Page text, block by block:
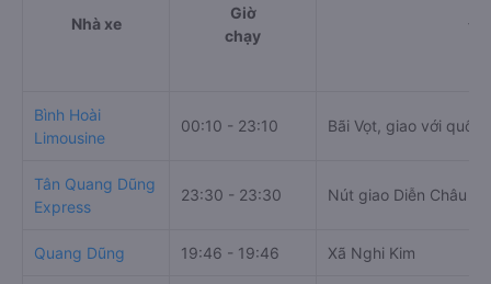
Nhà xe
Giờ
chạy
Bình Hoài
Limousine
00:10 - 23:10 Bãi Vọt, giao với quốc
Tân Quang Dũng
Express
23:30 - 23:30 Nút giao Diễn Châu
Quang Dũng 19:46 - 19:46 Xã Nghi Kim